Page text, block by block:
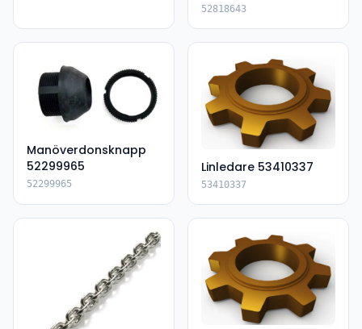
52818643
Manöverdonsknapp
52299965
52299965
Linledare 53410337
53410337